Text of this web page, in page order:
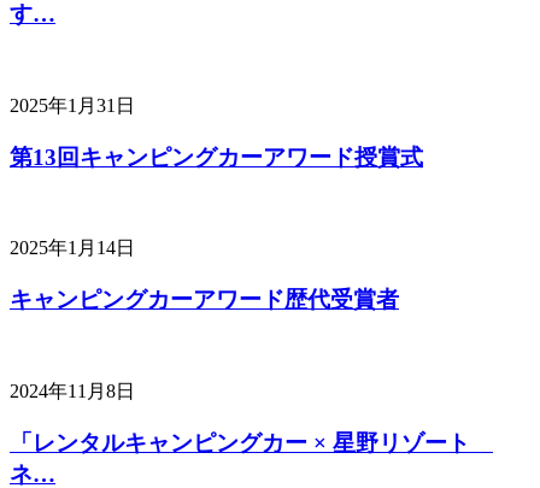
す…
2025年1月31日
第13回キャンピングカーアワード授賞式
2025年1月14日
キャンピングカーアワード歴代受賞者
2024年11月8日
「レンタルキャンピングカー × 星野リゾート
ネ…